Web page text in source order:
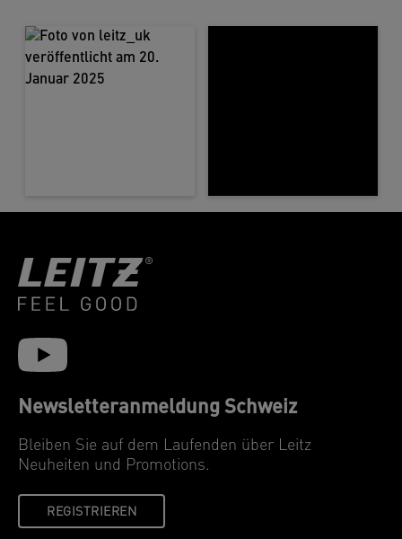
Newsletteranmeldung Schweiz
Bleiben Sie auf dem Laufenden über Leitz
Neuheiten und Promotions.
REGISTRIEREN